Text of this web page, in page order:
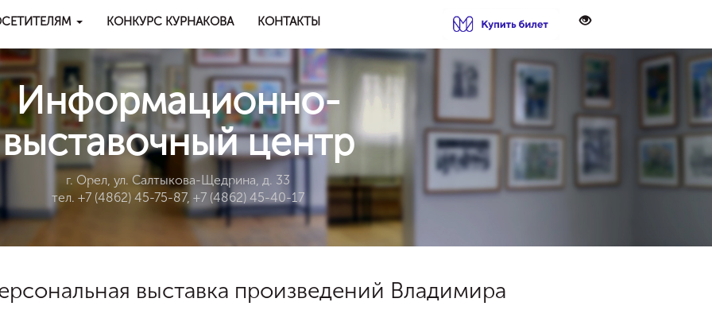
КОНКУРС КУРНАКОВА КОНТАКТЫ
Информационно-
выставочный центр
г. Орел, ул. Салтыкова-Щедрина, д. 33
тел. +7 (4862) 45-75-87, +7 (4862) 45-40-17
выставка произведений Владимира